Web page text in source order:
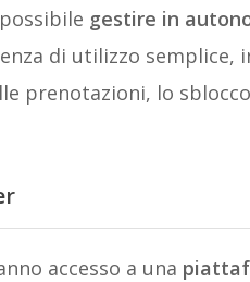
gestire in
di utilizzo semplice,
prenotazioni, lo
accesso a una